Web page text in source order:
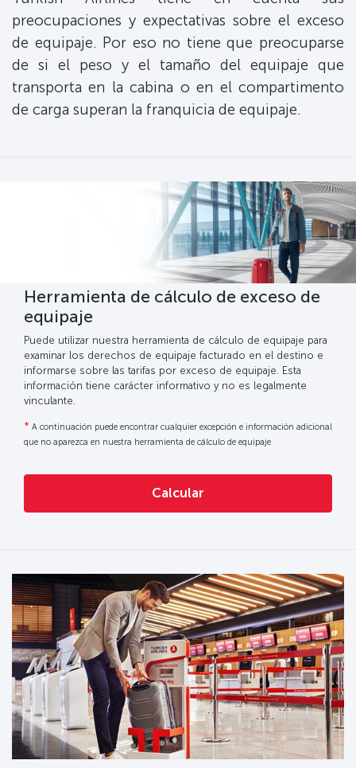
preocupaciones y expectativas sobre el exceso
de equipaje. Por eso no tiene que preocuparse
de si el peso y el tamaño del equipaje que
transporta en la cabina o en el compartimento
de carga superan la franquicia de equipaje.
Herramienta de cálculo de exceso de
equipaje
Puede utilizar nuestra herramienta de cálculo de equipaje para
examinar los derechos de equipaje facturado en el destino e
informarse sobre las tarifas por exceso de equipaje. Esta
información tiene carácter informativo y no es legalmente
vinculante.
* A continuación puede encontrar cualquier excepción e información adicional
que no aparezca en nuestra herramienta de cálculo de equipaje
Calcular